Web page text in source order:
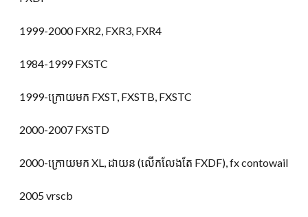
1999-2000 FXR2, FXR3, FXR4
1984-1999 FXSTC
1999-ក្រោយមក FXST, FXSTB, FXSTC
2000-2007 FXSTD
2000-ក្រោយមក XL, ដាយន (លើកលែងតែ FXDF), fx contowail
2005 vrscb